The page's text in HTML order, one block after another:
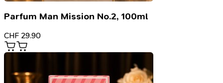
Parfum Man Mission No.2, 100ml
CHF 29.90